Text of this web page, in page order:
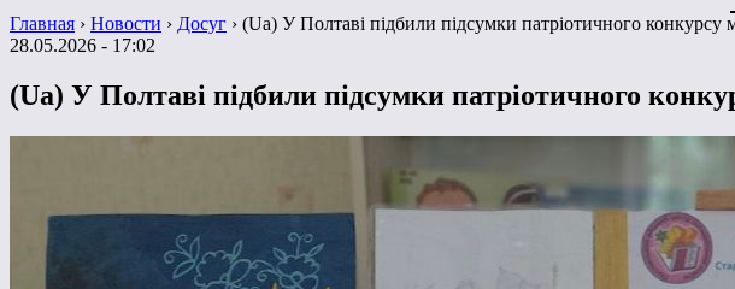
Главная › Новости › Досуг › (Ua) У Полтаві підбили підсумки патріотичного
28.05.2026 - 17:02
(Ua) У Полтаві підбили підсумки патріотичного